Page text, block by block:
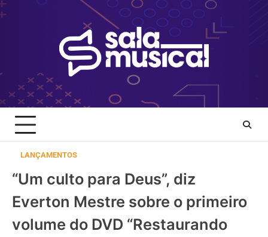
Skip
to
LANÇAMENTOS
“Um culto para Deus”, diz
Everton Mestre sobre o primeiro
volume do DVD “Restaurando